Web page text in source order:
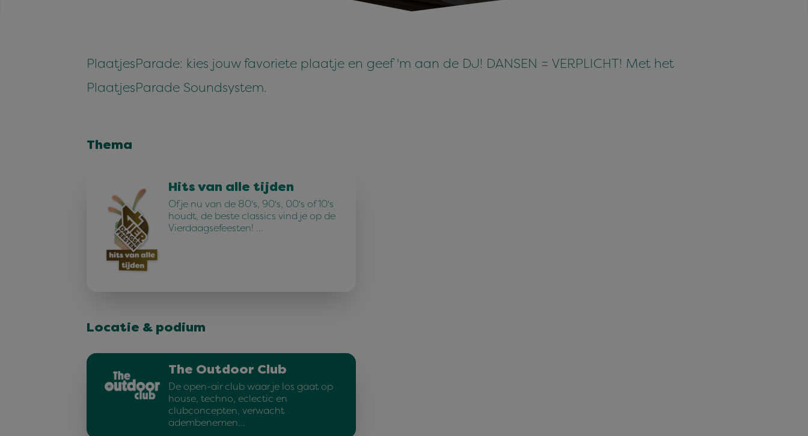
PlaatjesParade: kies jouw favoriete plaatje en geef 'm aan de DJ! DANSEN = VERPLICHT! Met het
PlaatjesParade Soundsystem.
Thema
Hits van alle tijden
Of je nu van de 80's, 90's, 00's of 10's
houdt, de beste classics vind je op de
Vierdaagsefeesten! …
Locatie & podium
The Outdoor Club
De open-air club waar je los gaat op
house, techno, eclectic en
clubconcepten, verwacht
adembenemen…